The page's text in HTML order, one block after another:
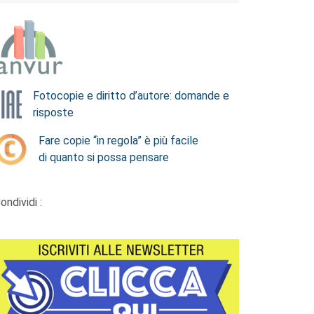
Fotocopie e diritto d’autore: domande e
risposte
Fare copie “in regola” è più facile
di quanto si possa pensare
: